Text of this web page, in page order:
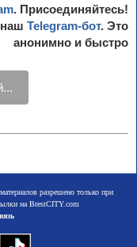
. Присоединяйтесь!
Telegram-бот. Это
анонимно и быстро
разрешено только при
на BrestCITY.com